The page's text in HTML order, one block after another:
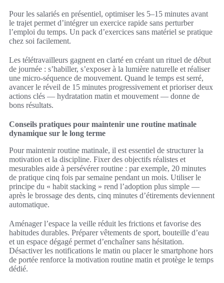
Pour les salariés en présentiel, optimiser les 5–15 minutes avant
le trajet permet d’intégrer un exercice rapide sans perturber
l’emploi du temps. Un pack d’exercices sans matériel se pratique
chez soi facilement.
Les télétravailleurs gagnent en clarté en créant un rituel de début
de journée : s’habiller, s’exposer à la lumière naturelle et réaliser
une micro-séquence de mouvement. Quand le temps est serré,
avancer le réveil de 15 minutes progressivement et prioriser deux
actions clés — hydratation matin et mouvement — donne de
bons résultats.
Conseils pratiques pour maintenir une routine matinale
dynamique sur le long terme
Pour maintenir routine matinale, il est essentiel de structurer la
motivation et la discipline. Fixer des objectifs réalistes et
mesurables aide à persévérer routine : par exemple, 20 minutes
de pratique cinq fois par semaine pendant un mois. Utiliser le
principe du « habit stacking » rend l’adoption plus simple —
après le brossage des dents, cinq minutes d’étirements deviennent
automatique.
Aménager l’espace la veille réduit les frictions et favorise des
habitudes durables. Préparer vêtements de sport, bouteille d’eau
et un espace dégagé permet d’enchaîner sans hésitation.
Désactiver les notifications le matin ou placer le smartphone hors
de portée renforce la motivation routine matin et protège le temps
dédié.